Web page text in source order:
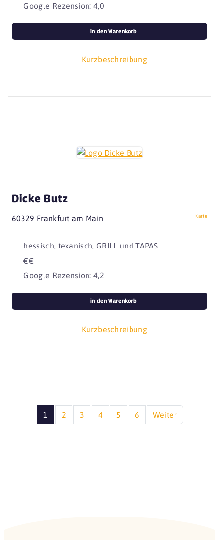
Google Rezension: 4,0
Kurzbeschreibung
in den Warenkorb
Dicke Butz
60329 Frankfurt am Main Karte
hessisch, texanisch, GRILL und TAPAS
€€
Google Rezension: 4,2
Kurzbeschreibung
in den Warenkorb
1 2 3 4 5 6 Weiter